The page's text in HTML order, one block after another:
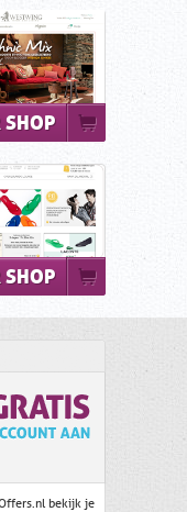
SHOP
SHOP
bekijk je